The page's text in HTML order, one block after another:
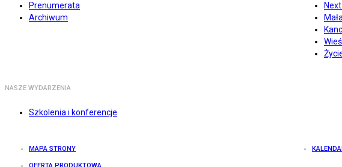
Prenumerata
Archiwum
NASZE WYDARZENIA
Szkolenia i konferencje
MAPA STRONY